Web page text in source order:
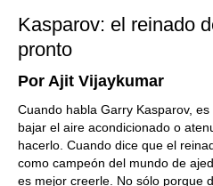
Kasparov: el reinado
pronto
Por Ajit Vijaykumar
Cuando habla Garry Kasparov,
bajar el aire acondicionado o
hacerlo. Cuando dice que el
como campeón del mundo de
es mejor creerle. No sólo porque